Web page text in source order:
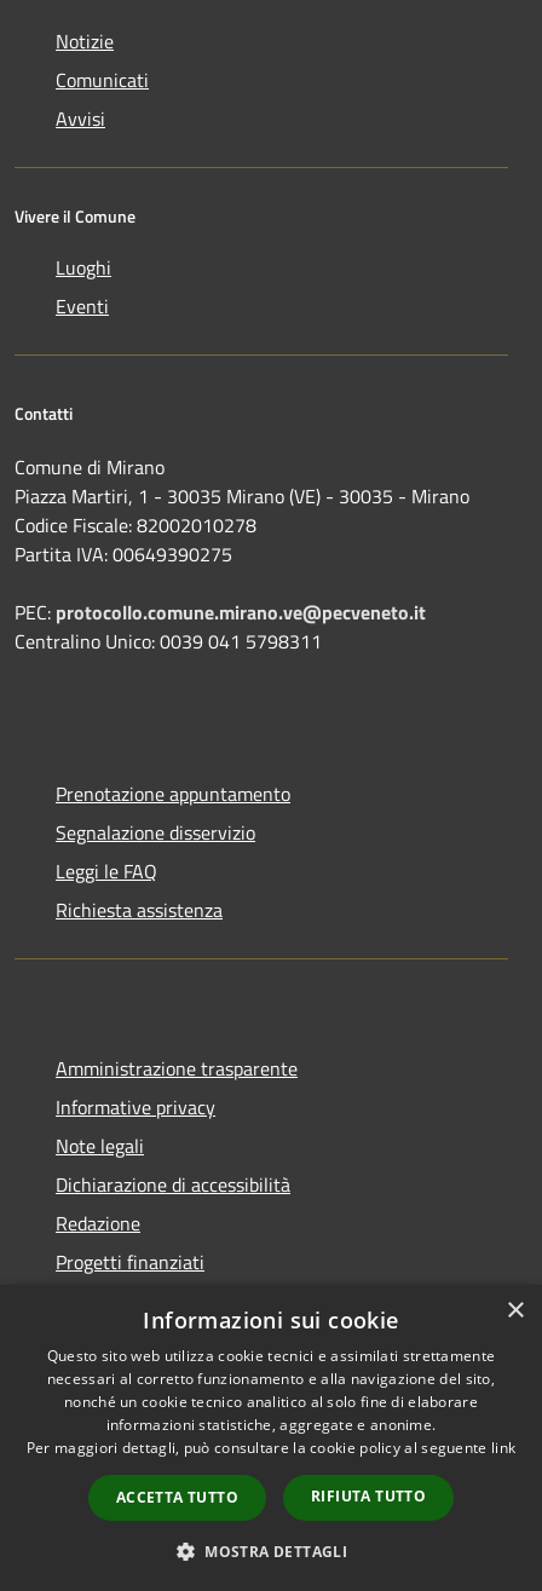
Notizie
Comunicati
Avvisi
Vivere il Comune
Luoghi
Eventi
Contatti
Comune di Mirano
Piazza Martiri, 1 - 30035 Mirano (VE) - 30035 - Mirano
Codice Fiscale: 82002010278
Partita IVA: 00649390275
PEC: protocollo.comune.mirano.ve@pecveneto.it
Centralino Unico: 0039 041 5798311
Prenotazione appuntamento
Segnalazione disservizio
Leggi le FAQ
Richiesta assistenza
Amministrazione trasparente
Informative privacy
Note legali
Dichiarazione di accessibilità
Redazione
Progetti finanziati
RSS
Accessibilità
Privacy
Mappa del sito
Dichiarazione di
accessibilità• Copyright ©
2021 • Comune di Mirano
• Powered by
Municipium•
Accesso
redazione
×
Informazioni sui cookie
Questo sito web utilizza cookie tecnici e assimilati strettamente
necessari al corretto funzionamento e alla navigazione del sito,
nonché un cookie tecnico analitico al solo fine di elaborare
informazioni statistiche, aggregate e anonime.
Per maggiori dettagli, può consultare la cookie policy al seguente link
ACCETTA TUTTO RIFIUTA TUTTO
MOSTRA DETTAGLI